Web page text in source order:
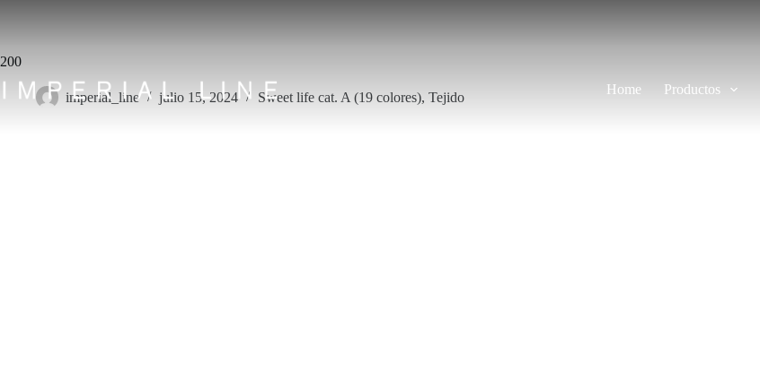
Home Productos
200
imperial_line julio 15, 2024 Sweet life cat. A (19 colores), Tejido